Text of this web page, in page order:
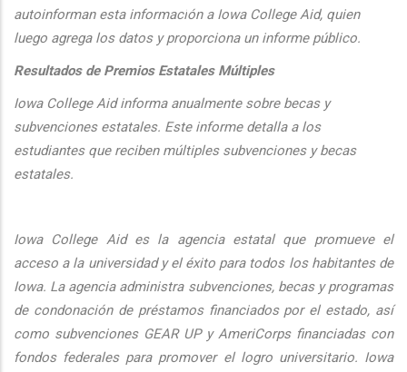
autoinforman esta información a Iowa College Aid, quien
luego agrega los datos y proporciona un informe público.
Resultados de Premios Estatales Múltiples
Iowa College Aid informa anualmente sobre becas y
subvenciones estatales. Este informe detalla a los
estudiantes que reciben múltiples subvenciones y becas
estatales.
Iowa College Aid es la agencia estatal que promueve el
acceso a la universidad y el éxito para todos los habitantes de
Iowa. La agencia administra subvenciones, becas y programas
de condonación de préstamos financiados por el estado, así
como subvenciones GEAR UP y AmeriCorps financiadas con
fondos federales para promover el logro universitario. Iowa